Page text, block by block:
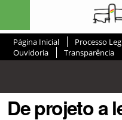
Página Inicial Processo
Ouvidoria
Transparência
De projeto a